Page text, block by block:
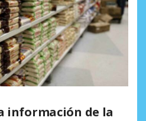
información de la